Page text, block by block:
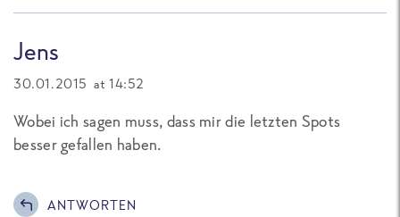
Jens
30.01.2015 at 14:52
Wobei ich sagen muss, dass mir die letzten Spots
besser gefallen haben.
ANTWORTEN